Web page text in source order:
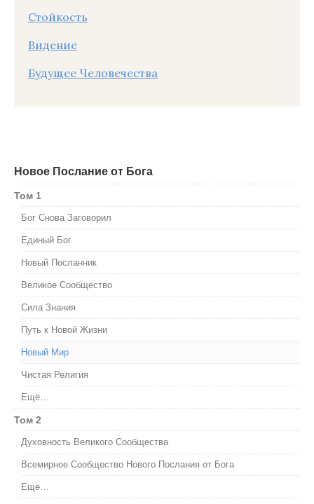
Стойкость
Видение
Будущее Человечества
Новое Послание от Бога
Том 1
Бог Снова Заговорил
Единый Бог
Новый Посланник
Великое Сообщество
Сила Знания
Путь к Новой Жизни
Новый Мир
Чистая Религия
Ещё…
Том 2
Духовность Великого Сообщества
Всемирное Сообщество Нового Послания от Бога
Ещё…